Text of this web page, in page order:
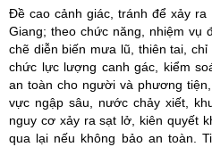
Đề cao cảnh giác, tránh để xảy
Giang; theo chức năng, nhiệm vụ
chẽ diễn biến mưa lũ, thiên tai,
chức lực lượng canh gác, kiểm
an toàn cho người và phương
vực ngập sâu, nước chảy xiết,
nguy cơ xảy ra sạt lở, kiên quyết
qua lại nếu không bảo an toàn.